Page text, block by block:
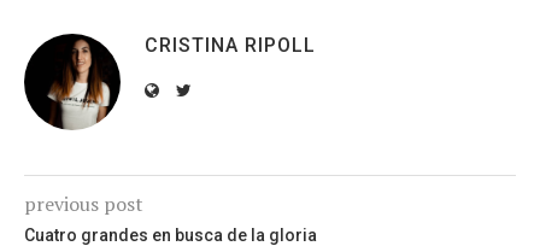
CRISTINA RIPOLL
previous post
Cuatro grandes en busca de la gloria